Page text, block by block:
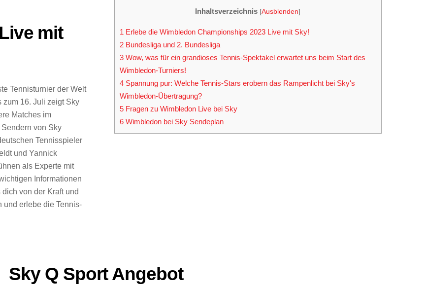
mit
Tennisturnier der Welt
zum 16. Juli zeigt Sky
Matches im
von Sky
Tennisspieler
und Yannick
als Experte mit
Informationen
von der Kraft und
und erlebe die Tennis-
Inhaltsverzeichnis [Ausblenden]
1 Erlebe die Wimbledon Championships 2023 Live mit Sky!
2Bundesliga und 2. Bundesliga
3Wow, was für ein grandioses Tennis-Spektakel erwartet uns beim Start des
Wimbledon-Turniers!
4Spannung pur: Welche Tennis-Stars erobern das Rampenlicht bei Sky's
Wimbledon-Übertragung?
5Fragen zu Wimbledon Live bei Sky
6Wimbledon bei Sky Sendeplan
Sky Q Sport Angebot